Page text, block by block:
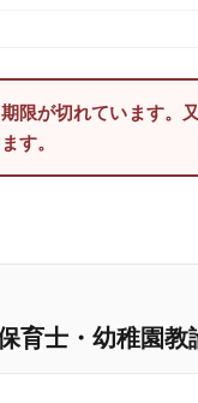
限が切れています。
す。
育士・幼稚園教